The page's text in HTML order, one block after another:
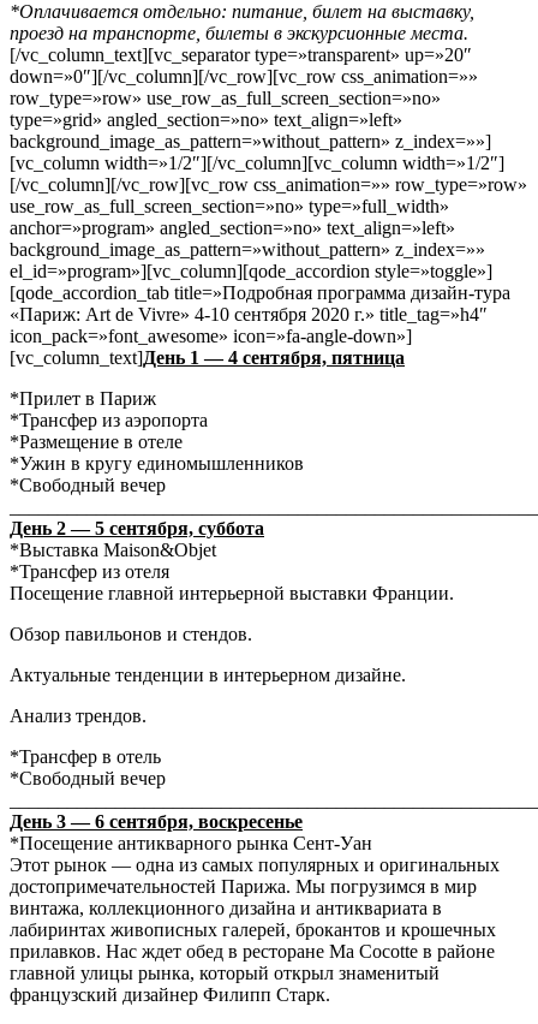
*Оплачивается отдельно: питание, билет на выставку,
проезд на транспорте, билеты в экскурсионные места.
[/vc_column_text][vc_separator type=»transparent» up=»20″
down=»0″][/vc_column][/vc_row][vc_row css_animation=»»
row_type=»row» use_row_as_full_screen_section=»no»
type=»grid» angled_section=»no» text_align=»left»
background_image_as_pattern=»without_pattern» z_index=»»]
[vc_column width=»1/2″][/vc_column][vc_column width=»1/2″]
[/vc_column][/vc_row][vc_row css_animation=»» row_type=»row»
use_row_as_full_screen_section=»no» type=»full_width»
anchor=»program» angled_section=»no» text_align=»left»
background_image_as_pattern=»without_pattern» z_index=»»
el_id=»program»][vc_column][qode_accordion style=»toggle»]
[qode_accordion_tab title=»Подробная программа дизайн-тура
«Париж: Art de Vivre» 4-10 сентября 2020 г.» title_tag=»h4″
icon_pack=»font_awesome» icon=»fa-angle-down»]
[vc_column_text]День 1 — 4 сентября, пятница
*Прилет в Париж
*Трансфер из аэропорта
*Размещение в отеле
*Ужин в кругу единомышленников
*Свободный вечер
День 2 — 5 сентября, суббота
*Выставка Maison&Objet
*Трансфер из отеля
Посещение главной интерьерной выставки Франции.
Обзор павильонов и стендов.
Актуальные тенденции в интерьерном дизайне.
Анализ трендов.
*Трансфер в отель
*Свободный вечер
День 3 — 6 сентября, воскресенье
*Посещение антикварного рынка Сент-Уан
Этот рынок — одна из самых популярных и оригинальных
достопримечательностей Парижа. Мы погрузимся в мир
винтажа, коллекционного дизайна и антиквариата в
лабиринтах живописных галерей, брокантов и крошечных
прилавков. Нас ждет обед в ресторане Ma Cocotte в районе
главной улицы рынка, который открыл знаменитый
французский дизайнер Филипп Старк.